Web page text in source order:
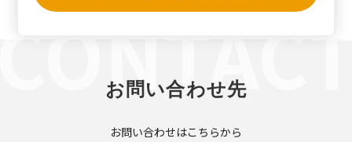
お問い合わせ先
お問い合わせはこちらから